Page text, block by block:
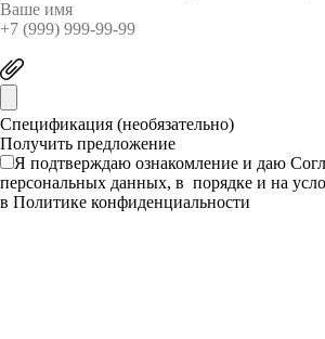
Спецификация (необязательно)
Я подтверждаю ознакомление и даю
персональных данных, в порядке и на
в Политике конфиденциальности